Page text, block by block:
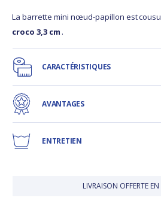
La barrette mini nœud-papillon est
croco 3,3 cm .
CARACTÉRISTIQUES
AVANTAGES
ENTRETIEN
LIVRAISON OFFERTE